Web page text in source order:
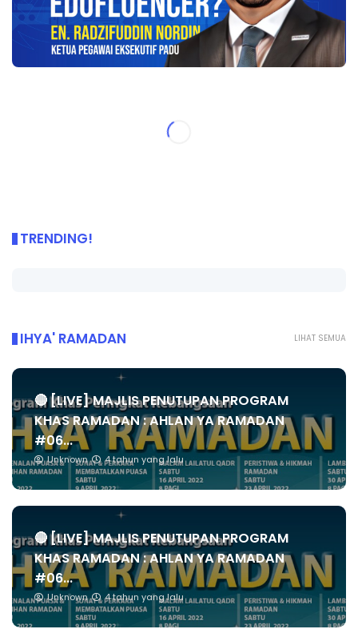
TRENDING!
LIHAT SEMUA
IHYA' RAMADAN
🔴 [LIVE] MAJLIS PENUTUPAN PROGRAM
KHAS RAMADAN : AHLAN YA RAMADAN
#06...
Unknown 4 tahun yang lalu
🔴 [LIVE] MAJLIS PENUTUPAN PROGRAM
KHAS RAMADAN : AHLAN YA RAMADAN
#06...
Unknown 4 tahun yang lalu